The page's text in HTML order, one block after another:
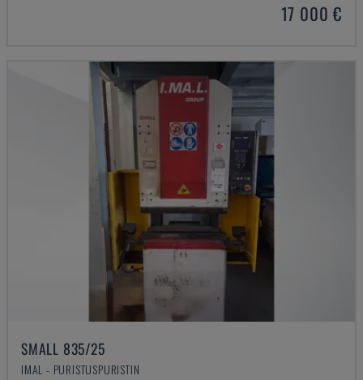
17 000 €
SMALL 835/25
IMAL - PURISTUSPURISTIN